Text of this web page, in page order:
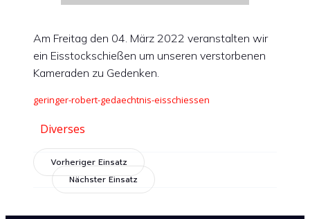
Am Freitag den 04. März 2022 veranstalten wir
ein Eisstockschießen um unseren verstorbenen
Kameraden zu Gedenken.
geringer-robert-gedaechtnis-eisschiessen
Diverses
Vorheriger Einsatz
Nächster Einsatz